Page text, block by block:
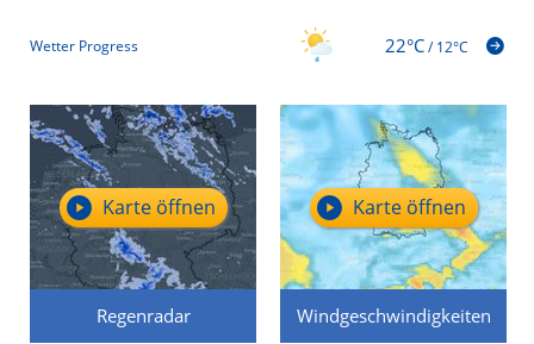
Wetter Progress 22°C/12°C
Regenradar
Karte öffnen
Windgeschwindigkeiten
Karte öffnen